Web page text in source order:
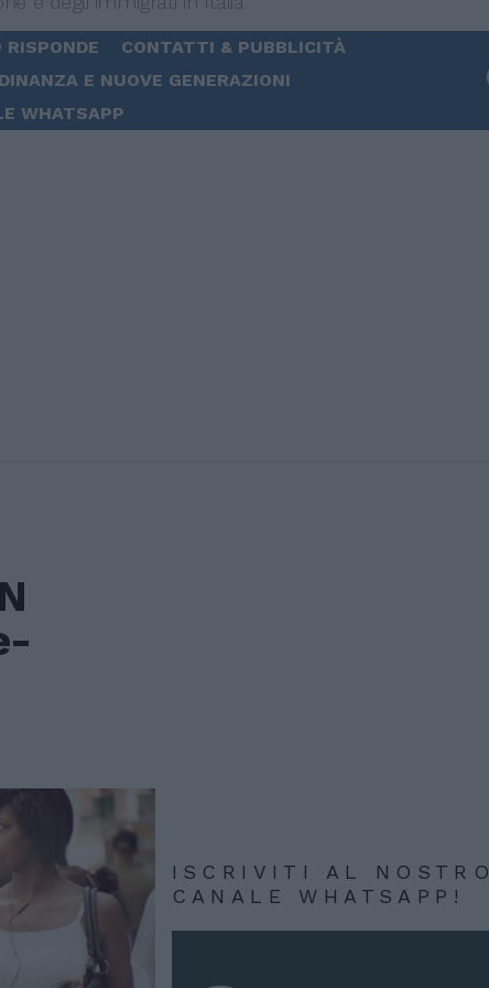
RISPONDE
CONTATTI & PUBBLICITÀ
E NUOVE GENERAZIONI
WHATSAPP
ISCRIVITI AL NOSTRO
CANALE WHATSAPP!